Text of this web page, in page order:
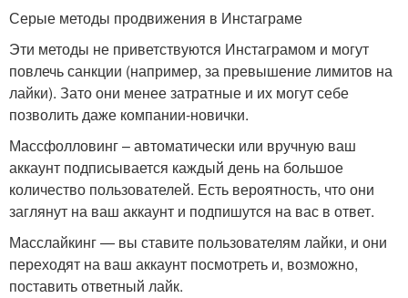
Серые методы продвижения в Инстаграме
Эти методы не приветствуются Инстаграмом и могут
повлечь санкции (например, за превышение лимитов на
лайки). Зато они менее затратные и их могут себе
позволить даже компании-новички.
Массфолловинг – автоматически или вручную ваш
аккаунт подписывается каждый день на большое
количество пользователей. Есть вероятность, что они
заглянут на ваш аккаунт и подпишутся на вас в ответ.
Масслайкинг — вы ставите пользователям лайки, и они
переходят на ваш аккаунт посмотреть и, возможно,
поставить ответный лайк.